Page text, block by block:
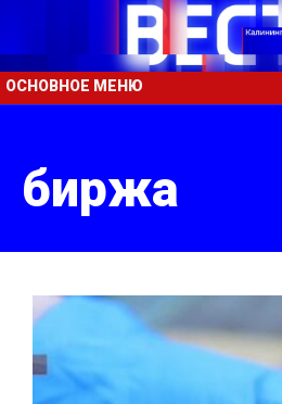
ОСНОВНОЕ МЕНЮ
биржа